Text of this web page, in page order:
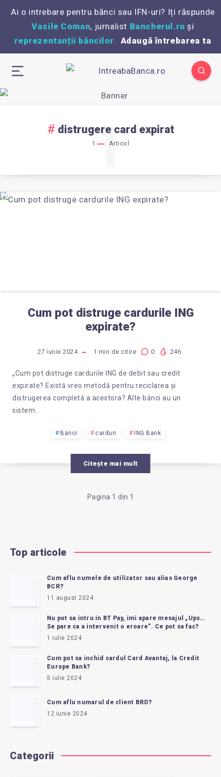
Ai o intrebare pentru bănci sau IFN-uri? Iți răspunde
Vasile Coman, jurnalist Bancherul.ro și
reprezentanții băncilor. Adaugă întrebarea ta
distrugere card expirat
1 Articol
1
Cum pot distruge cardurile ING
expirate?
27 iunie 2024 1 min de citire 0 246
„Cum pot distruge cardurile ING de debit sau credit
expirate? Există vreo metodă pentru reciclarea și
distrugerea completă a acestora? Alte bănci au un
sistem…
Bănci carduri ING Bank
Citește mai mult
Pagina 1 din 1
Top articole
Cum aflu numele de utilizator sau alias George
BCR?
11 august 2024
Nu pot sa intru in BT Pay, imi apare mesajul „Ups…
Se pare ca a intervenit o eroare”. Ce pot sa fac?
1 iulie 2024
Cum pot sa inchid cardul Card Avantaj, la Credit
Europe Bank?
5 iulie 2024
Cum aflu numarul de client BRD?
12 iunie 2024
Categorii